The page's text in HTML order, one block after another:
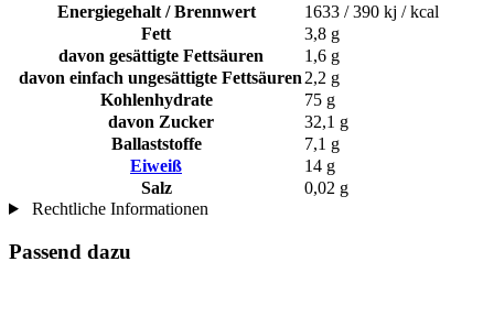
Energiegehalt / Brennwert
1633 / 390 kj / kcal
Fett
3,8 g
davon gesättigte Fettsäuren
1,6 g
davon einfach ungesättigte Fettsäuren 2,2 g
Kohlenhydrate
75 g
davon Zucker
32,1 g
Ballaststoffe
7,1 g
Eiweiß
14 g
Salz
0,02 g
Rechtliche Informationen
Passend dazu